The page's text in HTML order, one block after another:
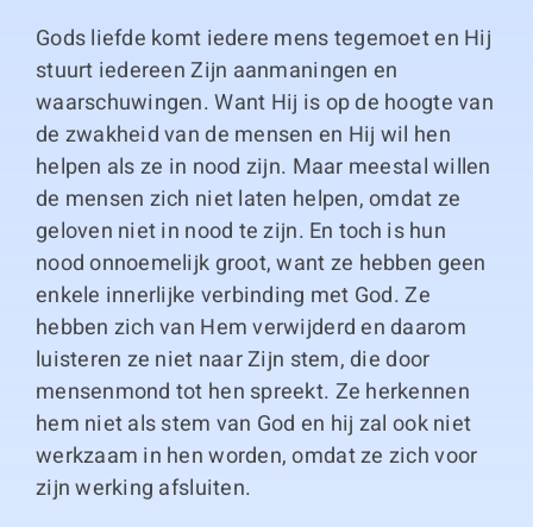
Gods liefde komt iedere mens tegemoet en Hij
stuurt iedereen Zijn aanmaningen en
waarschuwingen. Want Hij is op de hoogte van
de zwakheid van de mensen en Hij wil hen
helpen als ze in nood zijn. Maar meestal willen
de mensen zich niet laten helpen, omdat ze
geloven niet in nood te zijn. En toch is hun
nood onnoemelijk groot, want ze hebben geen
enkele innerlijke verbinding met God. Ze
hebben zich van Hem verwijderd en daarom
luisteren ze niet naar Zijn stem, die door
mensenmond tot hen spreekt. Ze herkennen
hem niet als stem van God en hij zal ook niet
werkzaam in hen worden, omdat ze zich voor
zijn werking afsluiten.